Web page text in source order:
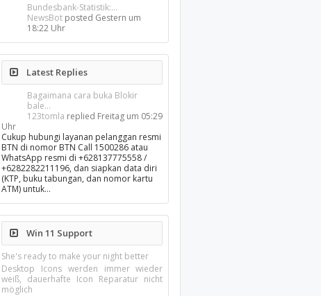
Bundesbank-Statistik:...
NewsBot posted Gestern um
18:22 Uhr
Latest Replies
Bagaimana cara buka Blokir
bale...
123tomla replied Freitag um 05:29
Uhr
Cukup hubungi layanan pelanggan resmi
BTN di nomor BTN Call 1500286 atau
WhatsApp resmi di +628137775558 /
+6282282211196, dan siapkan data diri
(KTP, buku tabungan, dan nomor kartu
ATM) untuk…
Win 11 Support
She's ready to make your night better
Desktop Icons werden immer wieder
weiß, dauerhafte Icon Reparatur nicht
möglich